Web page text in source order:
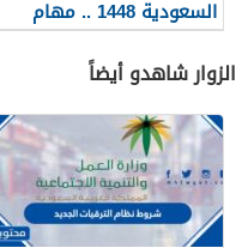
السعودية 1448 .. مهام
هيئة الجمارك السعودية
الزوار شاهدو أيضاً